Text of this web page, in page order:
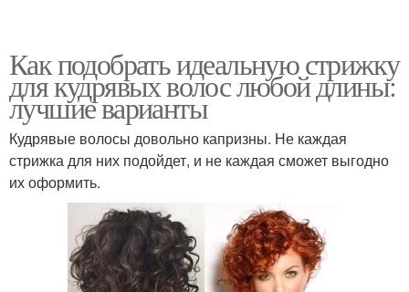
Как подобрать идеальную стрижку
для кудрявых волос любой длины:
лучшие варианты
Кудрявые волосы довольно капризны. Не каждая
стрижка для них подойдет, и не каждая сможет выгодно
их оформить.